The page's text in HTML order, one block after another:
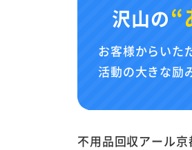
沢山の“
お客様からいた
活動の大きな励
不用品回収アール